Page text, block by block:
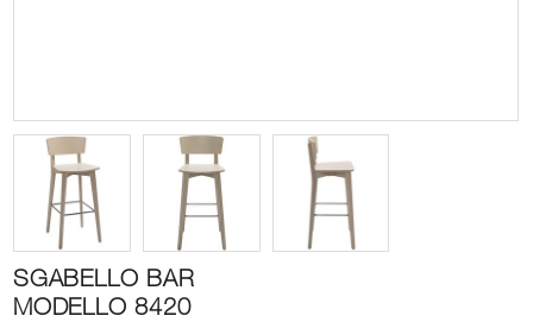
SGABELLO BAR
MODELLO 8420